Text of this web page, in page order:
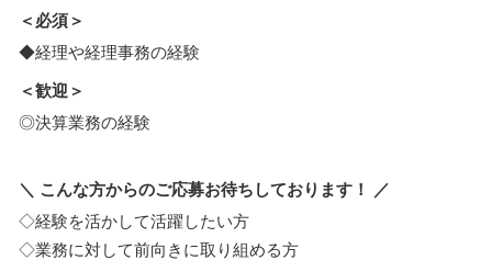
＜必須＞
◆経理や経理事務の経験
＜歓迎＞
◎決算業務の経験
＼ こんな方からのご応募お待ちしております！ ／
◇経験を活かして活躍したい方
◇業務に対して前向きに取り組める方